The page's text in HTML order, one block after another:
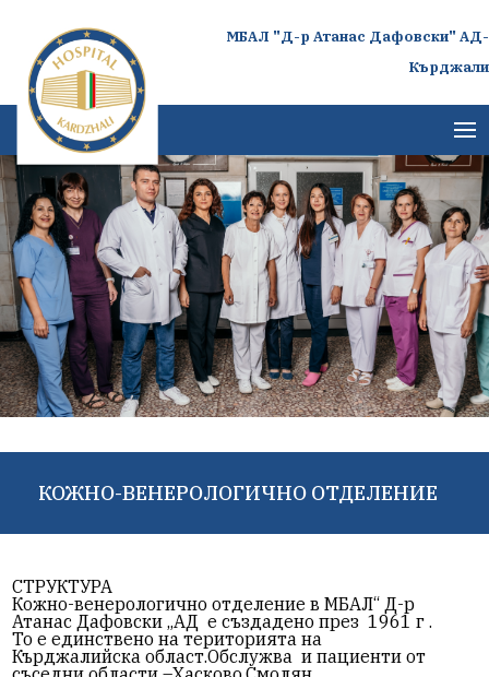
МБАЛ "Д-р Атанас Дафовски" АД-
Кърджали
КОЖНО-ВЕНЕРОЛОГИЧНО ОТДЕЛЕНИЕ
СТРУКТУРА
Кожно-венерологично отделение в МБАЛ“ Д-р
Атанас Дафовски „АД е създадено през 1961 г .
То е единствено на територията на
Кърджалийска област.Обслужва и пациенти от